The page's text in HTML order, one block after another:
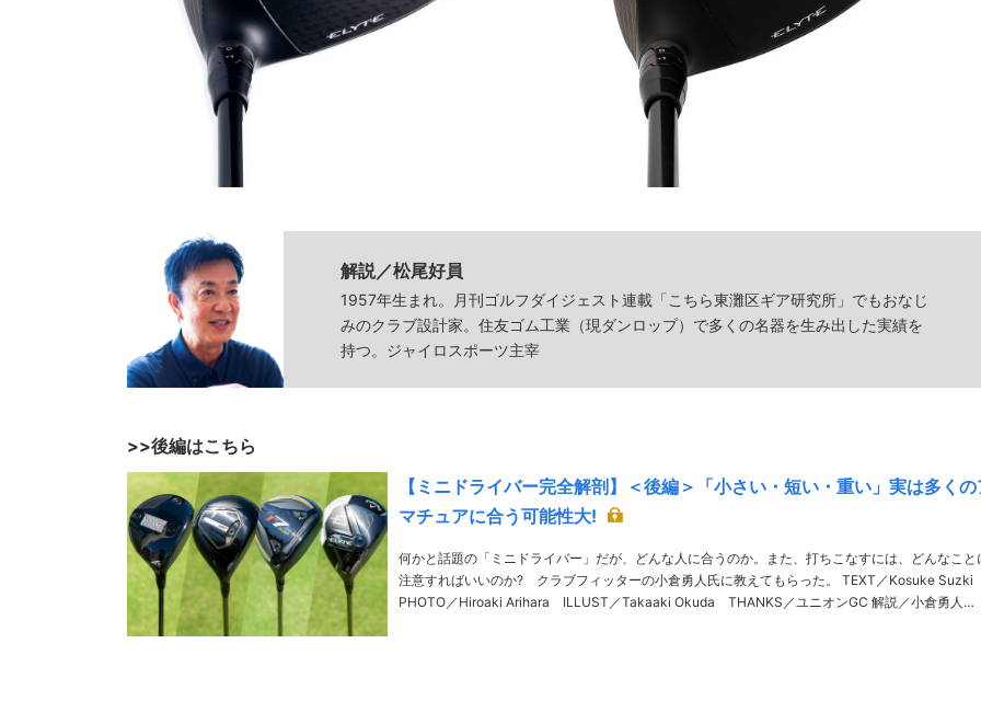
解説／松尾好員
1957年生まれ。月刊ゴルフダイジェスト連載「こちら東灘区ギア研究所」でもおなじ
みのクラブ設計家。住友ゴム工業（現ダンロップ）で多くの名器を生み出した実績を
持つ。ジャイロスポーツ主宰
>>後編はこちら
【ミニドライバー完全解剖】＜後編＞「小さい・短い・重い」実は多くの
マチュアに合う可能性大!
何かと話題の「ミニドライバー」だが、どんな人に合うのか。また、打ちこなすには、どんなこと
注意すればいいのか? クラブフィッターの小倉勇人氏に教えてもらった。 TEXT／Kosuke Suzki
PHOTO／Hiroaki Arihara ILLUST／Takaaki Okuda THANKS／ユニオンGC 解説／小倉勇人